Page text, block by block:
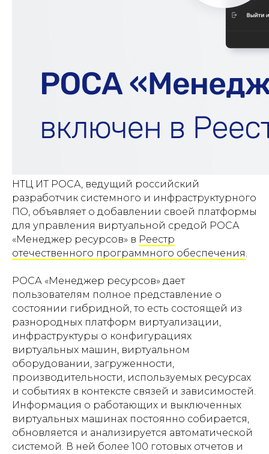
НТЦ ИТ РОСА, ведущий российский
разработчик системного и инфраструктурного
ПО, объявляет о добавлении своей платформы
для управления виртуальной средой РОСА
«Менеджер ресурсов» в Реестр
отечественного программного обеспечения.
РОСА «Менеджер ресурсов» дает
пользователям полное представление о
состоянии гибридной, то есть состоящей из
разнородных платформ виртуализации,
инфраструктуры о конфигурациях
виртуальных машин, виртуальном
оборудовании, загруженности,
производительности, используемых ресурсах
и событиях в контексте связей и зависимостей.
Информация о работающих и выключенных
виртуальных машинах постоянно собирается,
обновляется и анализируется автоматической
системой. В ней более 100 готовых отчетов и